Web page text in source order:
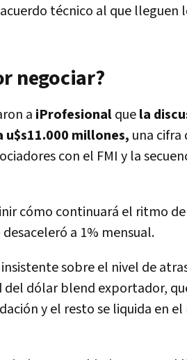
técnico al que lleguen
negociar?
a iProfesionalquela
millones, una cifra
con el FMI y la
cómo continuará el ritmo
a 1% mensual.
sobre el nivel de
dólar blend exportador,
y el resto se liquida en